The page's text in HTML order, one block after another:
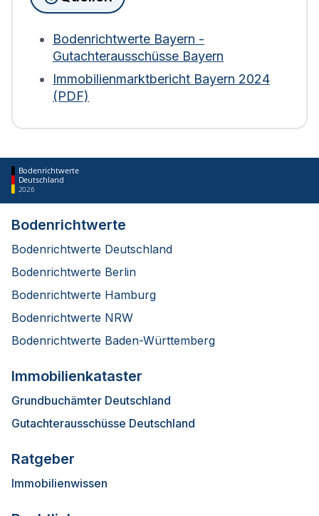
(sowie Nutzung) zur Berechnung heranzieht.
der Immobilie fließen ein. Bei Wohngebäuden wird
die Fläche zudem mit einem Abschlag von 30 %
bewertet. Diese Regelung gilt für die Berechnung
ab 2025.
Bodenrichtwerte Bayern -
Gutachterausschüsse Bayern
Immobilienmarktbericht Bayern 2024
(PDF)
Bodenrichtwerte
Deutschland
2026
Bodenrichtwerte
Bodenrichtwerte Deutschland
Bodenrichtwerte Berlin
Bodenrichtwerte Hamburg
Bodenrichtwerte NRW
Bodenrichtwerte Baden-Württemberg
Immobilienkataster
Grundbuchämter Deutschland
Gutachterausschüsse Deutschland
Ratgeber
Immobilienwissen